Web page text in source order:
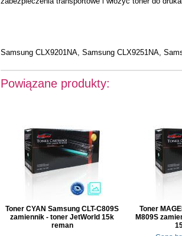
Samsung CLX9201NA, Samsung CLX9251NA,
Powiązane produkty:
Toner CYAN Samsung CLT-C809S
zamiennik - toner JetWorld 15k
reman
Toner
M809S